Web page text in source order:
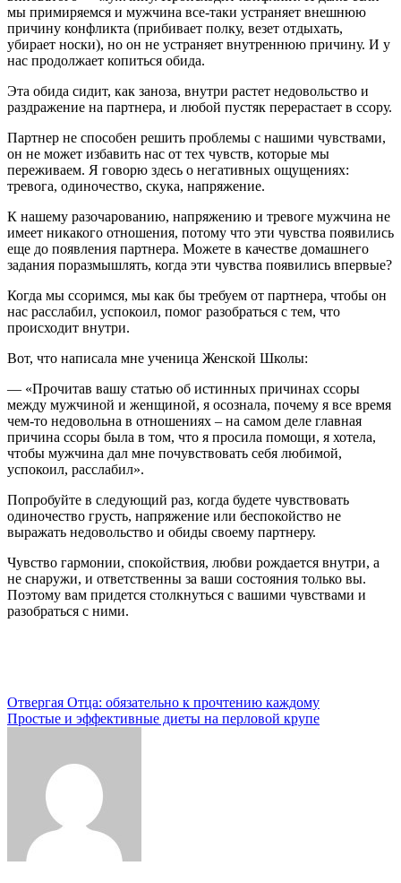
мы примиряемся и мужчина все-таки устраняет внешнюю
причину конфликта (прибивает полку, везет отдыхать,
убирает носки), но он не устраняет внутреннюю причину. И у
нас продолжает копиться обида.
Эта обида сидит, как заноза, внутри растет недовольство и
раздражение на партнера, и любой пустяк перерастает в ссору.
Партнер не способен решить проблемы с нашими чувствами,
он не может избавить нас от тех чувств, которые мы
переживаем. Я говорю здесь о негативных ощущениях:
тревога, одиночество, скука, напряжение.
К нашему разочарованию, напряжению и тревоге мужчина не
имеет никакого отношения, потому что эти чувства появились
еще до появления партнера. Можете в качестве домашнего
задания поразмышлять, когда эти чувства появились впервые?
Когда мы ссоримся, мы как бы требуем от партнера, чтобы он
нас расслабил, успокоил, помог разобраться с тем, что
происходит внутри.
Вот, что написала мне ученица Женской Школы:
— «Прочитав вашу статью об истинных причинах ссоры
между мужчиной и женщиной, я осознала, почему я все время
чем-то недовольна в отношениях – на самом деле главная
причина ссоры была в том, что я просила помощи, я хотела,
чтобы мужчина дал мне почувствовать себя любимой,
успокоил, расслабил».
Попробуйте в следующий раз, когда будете чувствовать
одиночество грусть, напряжение или беспокойство не
выражать недовольство и обиды своему партнеру.
Чувство гармонии, спокойствия, любви рождается внутри, а
не снаружи, и ответственны за ваши состояния только вы.
Поэтому вам придется столкнуться с вашими чувствами и
разобраться с ними.
Навигация
по
Отвергая Отца: обязательно к прочтению каждому
Простые и эффективные диеты на перловой крупе